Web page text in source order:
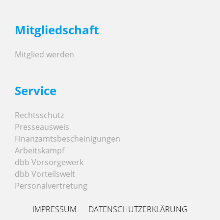
Mitgliedschaft
Mitglied werden
Service
Rechtsschutz
Presseausweis
Finanzamtsbescheinigungen
Arbeitskampf
dbb Vorsorgewerk
dbb Vorteilswelt
Personalvertretung
IMPRESSUM DATENSCHUTZERKLÄRUNG